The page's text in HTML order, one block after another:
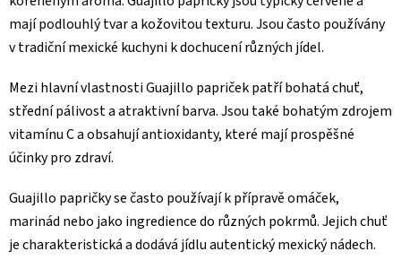
mají podlouhlý tvar a kožovitou texturu. Jsou často používány
v tradiční mexické kuchyni k dochucení různých jídel.
Mezi hlavní vlastnosti Guajillo papriček patří bohatá chuť,
střední pálivost a atraktivní barva. Jsou také bohatým zdrojem
vitamínu C a obsahují antioxidanty, které mají prospěšné
účinky pro zdraví.
Guajillo papričky se často používají k přípravě omáček,
marinád nebo jako ingredience do různých pokrmů. Jejich chuť
je charakteristická a dodává jídlu autentický mexický nádech.